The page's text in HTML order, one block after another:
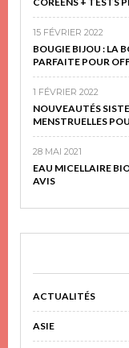
15 FÉVRIER 2022
BOUGIE BIJOU : LA
PARFAITE POUR
1 FÉVRIER 2022
NOUVEAUTÉS
MENSTRUELLES
28 MAI 2021
EAU MICELLAIRE
AVIS
ACTUALITÉS
ASIE